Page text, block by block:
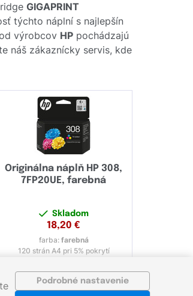
GIGAPRINT
týchto náplní s najlepšín
výrobcov HP pochádzajú
náš zákaznícky servis, kde
Originálna náplň HP 308,
7FP20UE, farebná
Skladom
18,20 €
farba: farebná
120 strán A4 pri 5% pokrytí
Podrobné nastavenie